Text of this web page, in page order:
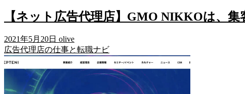
【ネット広告代理店】GMO NIKKOは、
2021年5月20日 olive
広告代理店の仕事と転職ナビ